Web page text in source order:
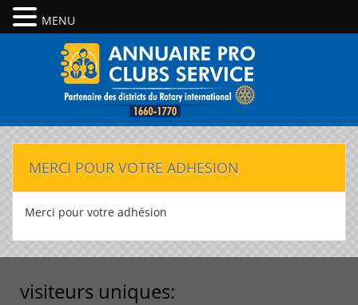
MERCI POUR VOTRE ADHESION
Merci pour votre adhésion
visiteurs uniques:
MENU